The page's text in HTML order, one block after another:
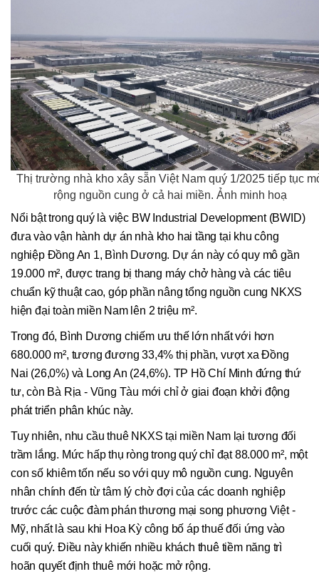
Thị trường nhà kho xây sẵn Việt Nam quý 1/2025 tiếp tục
rộng nguồn cung ở cả hai miền. Ảnh minh hoạ
Nổi bật trong quý là việc BW Industrial Development (BWID)
đưa vào vận hành dự án nhà kho hai tầng tại khu công
nghiệp Đồng An 1, Bình Dương. Dự án này có quy mô gần
19.000 m², được trang bị thang máy chở hàng và các tiêu
chuẩn kỹ thuật cao, góp phần nâng tổng nguồn cung NKXS
hiện đại toàn miền Nam lên 2 triệu m².
Trong đó, Bình Dương chiếm ưu thế lớn nhất với hơn
680.000 m², tương đương 33,4% thị phần, vượt xa Đồng
Nai (26,0%) và Long An (24,6%). TP Hồ Chí Minh đứng thứ
tư, còn Bà Rịa - Vũng Tàu mới chỉ ở giai đoạn khởi động
phát triển phân khúc này.
Tuy nhiên, nhu cầu thuê NKXS tại miền Nam lại tương đối
trầm lắng. Mức hấp thụ ròng trong quý chỉ đạt 88.000 m², một
con số khiêm tốn nếu so với quy mô nguồn cung. Nguyên
nhân chính đến từ tâm lý chờ đợi của các doanh nghiệp
trước các cuộc đàm phán thương mại song phương Việt -
Mỹ, nhất là sau khi Hoa Kỳ công bố áp thuế đối ứng vào
cuối quý. Điều này khiến nhiều khách thuê tiềm năng trì
hoãn quyết định thuê mới hoặc mở rộng.